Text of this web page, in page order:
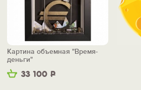
33 100 Р
Картина объемная "Время-
деньги"